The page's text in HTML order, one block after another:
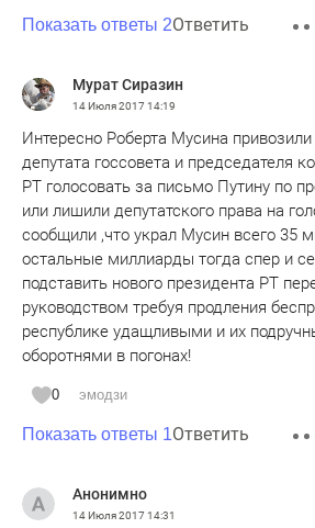
Показать ответы 2Ответить
Мурат Сиразин
14 Июля 201714:19
Интересно Роберта Мусина
депутата госсовета и председателя
РТ голосовать за письмо Путину по
или лишили депутатского права на
сообщили ,что украл Мусин всего 35
остальные миллиарды тогда спер и
подставить нового президента РТ
руководством требуя продления
республике удащливыми и их
оборотнями в погонах!
0 эмодзи
Показать ответы 1Ответить
Анонимно
14 Июля 201714:31